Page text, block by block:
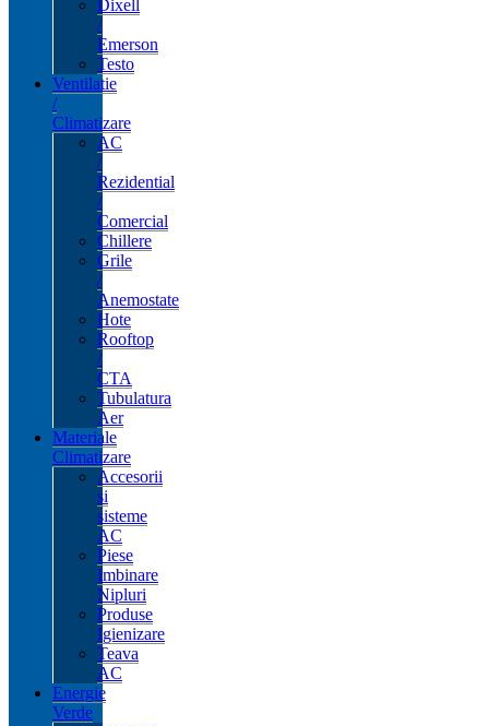
Dixell
/
Emerson
Testo
Ventilatie
/
Climatizare
AC
/
Rezidential
/
Comercial
Chillere
Grile
/
Anemostate
Hote
Rooftop
/
CTA
Tubulatura
Aer
Materiale
Climatizare
Accesorii
si
sisteme
AC
Piese
Imbinare
Nipluri
Produse
Igienizare
Teava
AC
Energie
Verde